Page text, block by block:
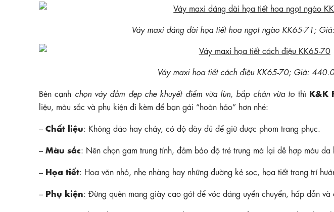
Váy maxi dáng dài họa tiết hoa ngọt ngào KK65-71;
Váy maxi họa tiết cách điệu KK65-70; Giá:
Bên cạnh chọn váy đầm đẹp che khuyết điểm vừa lùn, bắp chân vừa to thì K&K
liệu, màu sắc và phụ kiện đi kèm để bạn gái “hoàn hảo” hơn nhé:
– Chất liệu: Không dão hay chảy, có độ dày đủ để giữ được phom trang phục.
– Màu sắc: Nên chọn gam trung tính, đảm bảo độ trẻ trung mà lại dễ hợp màu da
– Họa tiết: Hoa văn nhỏ, nhẹ nhàng hay những đường kẻ sọc, họa tiết trang trí
– Phụ kiện: Đừng quên mang giày cao gót để vóc dáng uyển chuyển, hấp dẫn và